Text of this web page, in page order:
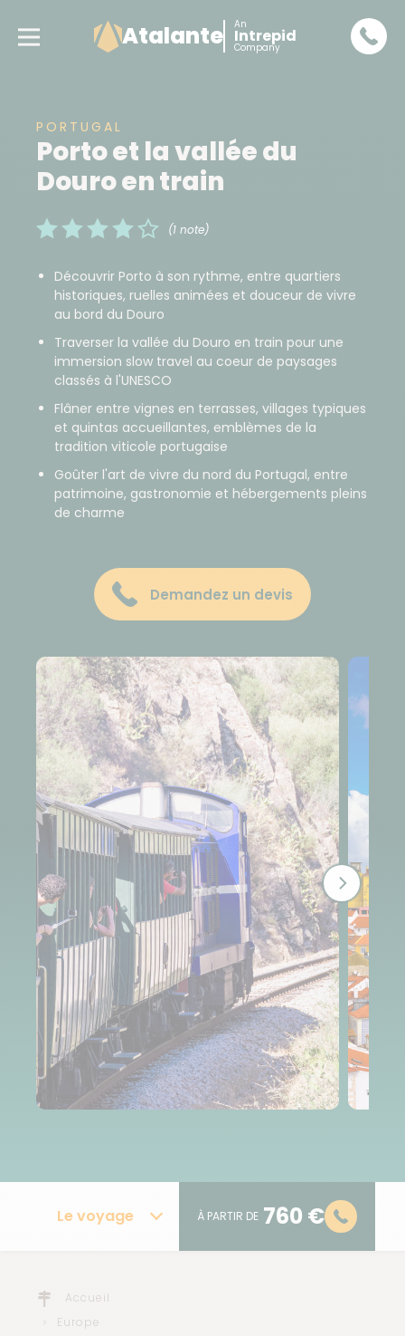
Atalante An
Intrepid
Company
PORTUGAL
Porto et la vallée du
Douro en train
(1 note)
Découvrir Porto à son rythme, entre quartiers
historiques, ruelles animées et douceur de vivre
au bord du Douro
Traverser la vallée du Douro en train pour une
immersion slow travel au coeur de paysages
classés à l'UNESCO
Flâner entre vignes en terrasses, villages typiques
et quintas accueillantes, emblèmes de la
tradition viticole portugaise
Goûter l'art de vivre du nord du Portugal, entre
patrimoine, gastronomie et hébergements pleins
de charme
Demandez un devis
Le voyage À PARTIR DE 760 €
Accueil
Europe